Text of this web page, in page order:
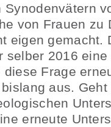
Synodenvätern
von Frauen zu
eigen gemacht.
selber 2016
Frage
aus.
erneute